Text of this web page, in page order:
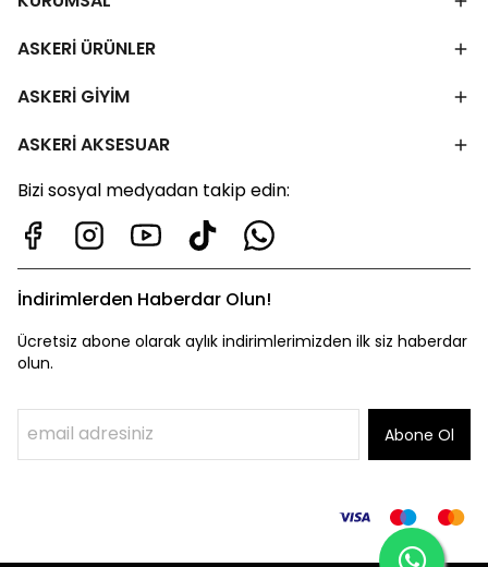
ASKERİ ÜRÜNLER
ASKERİ GİYİM
ASKERİ AKSESUAR
Bizi sosyal medyadan takip edin:
İndirimlerden Haberdar Olun!
Ücretsiz abone olarak aylık indirimlerimizden ilk siz haberdar
olun.
Abone Ol